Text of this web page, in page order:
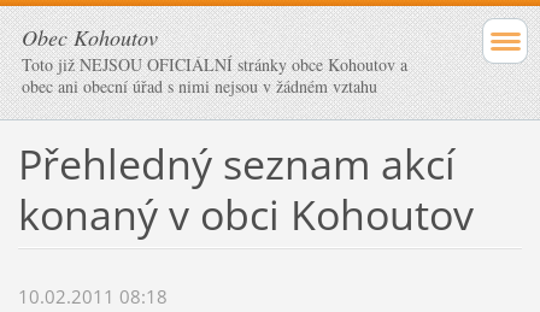
Obec Kohoutov
Toto již NEJSOU OFICIÁLNÍ stránky obce Kohoutov a
obec ani obecní úřad s nimi nejsou v žádném vztahu
Přehledný seznam akcí
konaný v obci Kohoutov
10.02.2011 08:18